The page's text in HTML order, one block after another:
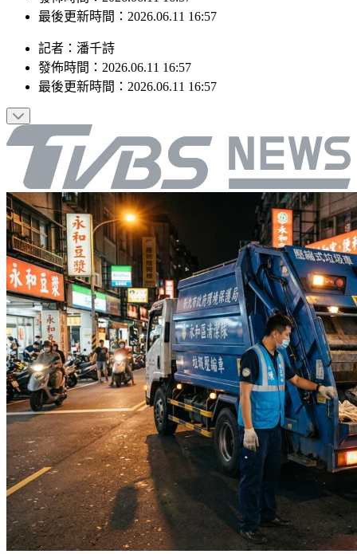
最後更新時間：2026.06.11 16:57
記者 ： 潘千詩
發佈時間： 2026.06.11 16:57
最後更新時間： 2026.06.11 16:57